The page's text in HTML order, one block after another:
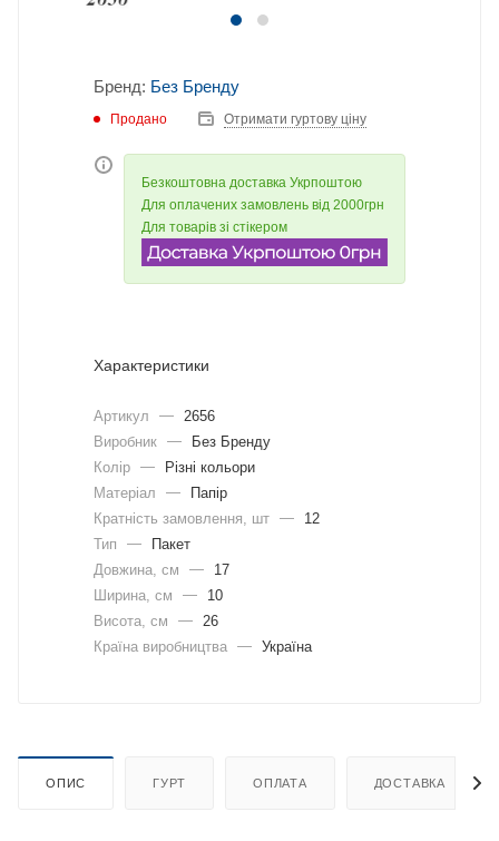
Бренд: Без Бренду
Продано Отримати гуртову ціну
Безкоштовна доставка Укрпоштою
Для оплачених замовлень від 2000грн
Для товарів зі стікером
Характеристики
Артикул —
2656
Виробник —
Без Бренду
Колір —
Різні кольори
Матеріал
—
Папір
Кратність замовлення, шт —
12
Тип
—
Пакет
Довжина, cм
—
17
Ширина, cм
—
10
Висота, см
—
26
Країна виробництва — Україна
ОПИС ГУРТ ОПЛАТА ДОСТАВКА